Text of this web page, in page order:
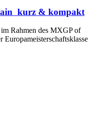
kurz & kompakt
Rahmen des MXGP of